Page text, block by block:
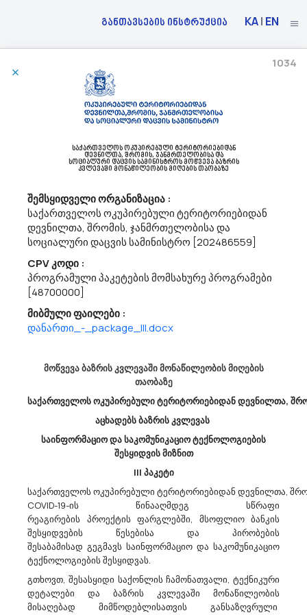
განთავსების ინსტრუქცია KA| EN
Სსიპ Საგანმანათლებლო Და Სამეცნიერო Ინფრასტრუქტურის Განვითარების Სააგენტო
45200000 - მთლიანი ან ნაწილობრივი სამშენებლო სამუშაოები და
სამოქალაქო მშენებლობის სამუშაოები.
12/04/2023
სამეცნიერო ინფრასტრუქტურის განვითარების სააგენტო“
ატარებს ფასთა კვლევას ქალაქ ბოლნისში, აღმაშენებლის ქუჩა
N47 საქართველოს საპატრიარქოს საკუთრებაში არსებულ მიწის
ნაკვეთზე (ს/კ 80.06.68.046...
სამოქალაქო მშენებლობის სამუშაოები.
11/04/2023
ქალაქ თბილისის მუნიციპალიტეტის მერია (ს/კ 204521794)
სავარაუდო ღირებულების დადგენის მიზნით, ატარებს ბაზრის
კვლევას, ქალაქ თბილისის მასშტაბით კაბელ-არხების მოწყობისა
და საფეხმავლო სივრცეების ფილებით მოპირკეთების
სამუშაოებზე (CPV – 4520000...
Სსიპ Კოლეჯი Აისი Აცხადებს Ბაზრის Კვლევას
71200000 - არქიტექტურული და მასთან დაკავშირებული მომსახურებები.
11/04/2023
შესყიდვის სავარაუდო ღირებულების დადგენის მიზნით
(სატენდერო წინადადების საერთო და ერთეულის ღირებულების
წარმოდგენა დასაშვებია ლარში (დღგ-ს ჩათვლით)) ატარებს
საქართველოს ოკუპირებული ტერიტორიებიდან
დევნილთა, შრომის, ჯანმრთელობისა და
სოციალური დაცვის სამინისტროს მოწვევა ბაზრის
კვლევაში მონაწილეობის მიღების თაობაზე
შემსყიდველი ორგანიზაცია :
საქართველოს ოკუპირებული ტერიტორიებიდან
დევნილთა, შრომის, ჯანმრთელობისა და
სოციალური დაცვის სამინისტრო [202486559]
CPV კოდი :
პროგრამული პაკეტების მომსახურე პროგრამები
[48700000]
მიბმული ფაილები :
დანართი_-_package_III.docx
1034
მოწვევა ბაზრის კვლევაში მონაწილეობის მიღების
თაობაზე
საქართველოს ოკუპირებული ტერიტორიებიდან დევნილთა,
აცხადებს ბაზრის კვლევას
საინფორმაციო და საკომუნიკაციო ტექნოლოგიების
შესყიდვის მიზნით
III პაკეტი
საქართველოს ოკუპირებული ტერიტორიებიდან დევნილთა,
COVID-19-ის წინააღმდეგ სწრაფი
რეაგირების პროექტის ფარგლებში, მსოფლიო ბანკის
შესყიდვების წესებისა და პირობების
შესაბამისად გეგმავს საინფორმაციო და საკომუნიკაციო
ტექნოლოგიების შესყიდვას.
გთხოვთ, შესასყიდი საქონლის ჩამონათვალი, ტექნიკური
დეტალები და ბაზრის კვლევაში მონაწილეობის
მისაღებად მიმწოდებლისათვის განსაზღვრული